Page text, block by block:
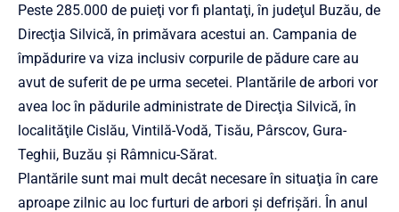
Peste 285.000 de puieţi vor fi plantaţi, în judeţul Buzău, de
Direcţia Silvică, în primăvara acestui an. Campania de
împădurire va viza inclusiv corpurile de pădure care au
avut de suferit de pe urma secetei. Plantările de arbori vor
avea loc în pădurile administrate de Direcţia Silvică, în
localităţile Cislău, Vintilă-Vodă, Tisău, Pârscov, Gura-
Teghii, Buzău şi Râmnicu-Sărat.
Plantările sunt mai mult decât necesare în situaţia în care
aproape zilnic au loc furturi de arbori şi defrişări. În anul